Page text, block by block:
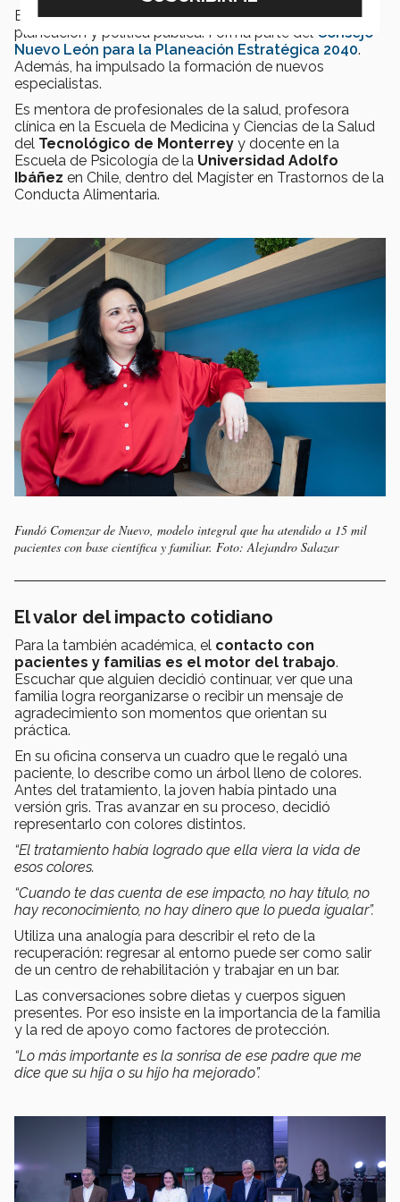
Esta iniciativa la llevó a participar en espacios de
planeación y política pública. Forma parte del Consejo
Nuevo León para la Planeación Estratégica 2040.
Además, ha impulsado la formación de nuevos
especialistas.
Es mentora de profesionales de la salud, profesora
clínica en la Escuela de Medicina y Ciencias de la Salud
del Tecnológico de Monterrey y docente en la
Escuela de Psicología de la Universidad Adolfo
Ibáñez en Chile, dentro del Magíster en Trastornos de la
Conducta Alimentaria.
Fundó Comenzar de Nuevo, modelo integral que ha atendido a 15 mil
pacientes con base científica y familiar. Foto: Alejandro Salazar
El valor del impacto cotidiano
Para la también académica, el contacto con
pacientes y familias es el motor del trabajo.
Escuchar que alguien decidió continuar, ver que una
familia logra reorganizarse o recibir un mensaje de
agradecimiento son momentos que orientan su
práctica.
En su oficina conserva un cuadro que le regaló una
paciente, lo describe como un árbol lleno de colores.
Antes del tratamiento, la joven había pintado una
versión gris. Tras avanzar en su proceso, decidió
representarlo con colores distintos.
“El tratamiento había logrado que ella viera la vida de
esos colores.
“Cuando te das cuenta de ese impacto, no hay título, no
hay reconocimiento, no hay dinero que lo pueda igualar”.
Utiliza una analogía para describir el reto de la
recuperación: regresar al entorno puede ser como salir
de un centro de rehabilitación y trabajar en un bar.
Las conversaciones sobre dietas y cuerpos siguen
presentes. Por eso insiste en la importancia de la familia
y la red de apoyo como factores de protección.
“Lo más importante es la sonrisa de ese padre que me
dice que su hija o su hijo ha mejorado”.